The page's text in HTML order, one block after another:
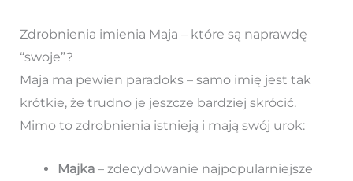
Zdrobnienia imienia Maja – które są naprawdę
“swoje”?
Maja ma pewien paradoks – samo imię jest tak
krótkie, że trudno je jeszcze bardziej skrócić.
Mimo to zdrobnienia istnieją i mają swój urok:
Majka– zdecydowanie najpopularniejsze